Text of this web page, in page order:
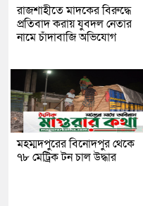
রাজশাহীতে মাদকের বিরুদ্ধে
প্রতিবাদ করায় যুবদল নেতার
নামে চাঁদাবাজি অভিযোগ
মহম্মদপুরের বিনোদপুর থেকে
৭৮ মেট্রিক টন চাল উদ্ধার